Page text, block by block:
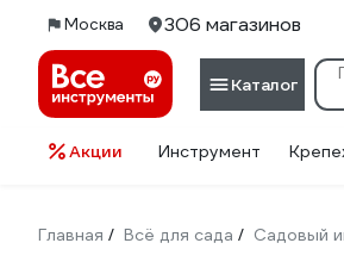
Москва 306 магазинов
Каталог
Акции Инструмент
Главная / Всё для сада / Садовый